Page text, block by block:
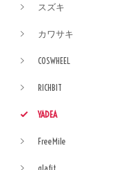
スズキ
カワサキ
COSWHEEL
RICHBIT
YADEA
FreeMile
glafit